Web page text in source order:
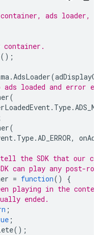
ads loader,
();
.AdsLoader(
loaded and error
(
. Type.
(
. Type.AD_ERROR,
the SDK that our
can play any post-
= function()
{
playing in the
ended.
;
;
();